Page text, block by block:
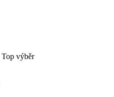
Top výběr